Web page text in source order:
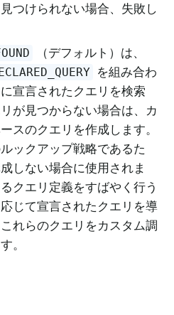
つけられない場合、失敗し
（デフォルト）は、
を組み合わ
宣言されたクエリを検索
が見つからない場合は、カ
スのクエリを作成します。
ックアップ戦略であるた
しない場合に使用されま
クエリ定義をすばやく行う
じて宣言されたクエリを導
れらのクエリをカスタム調
。